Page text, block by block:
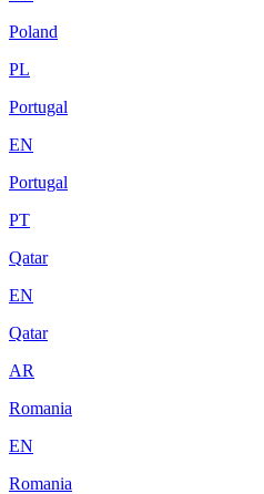
Poland
PL
Portugal
EN
Portugal
PT
Qatar
EN
Qatar
AR
Romania
EN
Romania